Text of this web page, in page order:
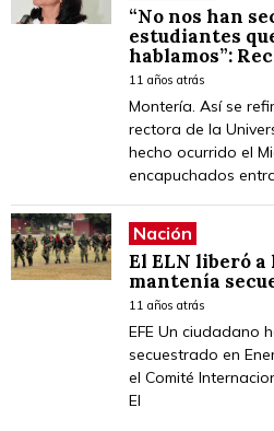
“No nos han
estudiantes
hablamos”:
11 años atrás
Montería. Así se
rectora de la
hecho ocurrido el
encapuchados
Nación
El ELN liberó a
mantenía
11 años atrás
EFE Un ciudadano
secuestrado en
el Comité
El